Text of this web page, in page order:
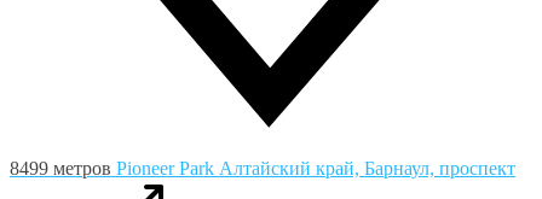
8499 метров Pioneer Park Алтайский край, Барнаул, проспект